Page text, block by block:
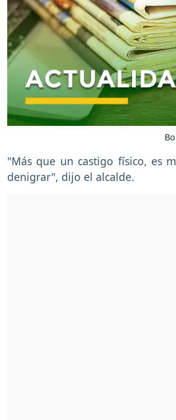
"Más que un castigo físico, es
denigrar", dijo el alcalde.